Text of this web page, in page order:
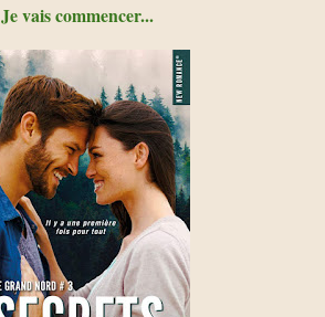
Je vais commencer...